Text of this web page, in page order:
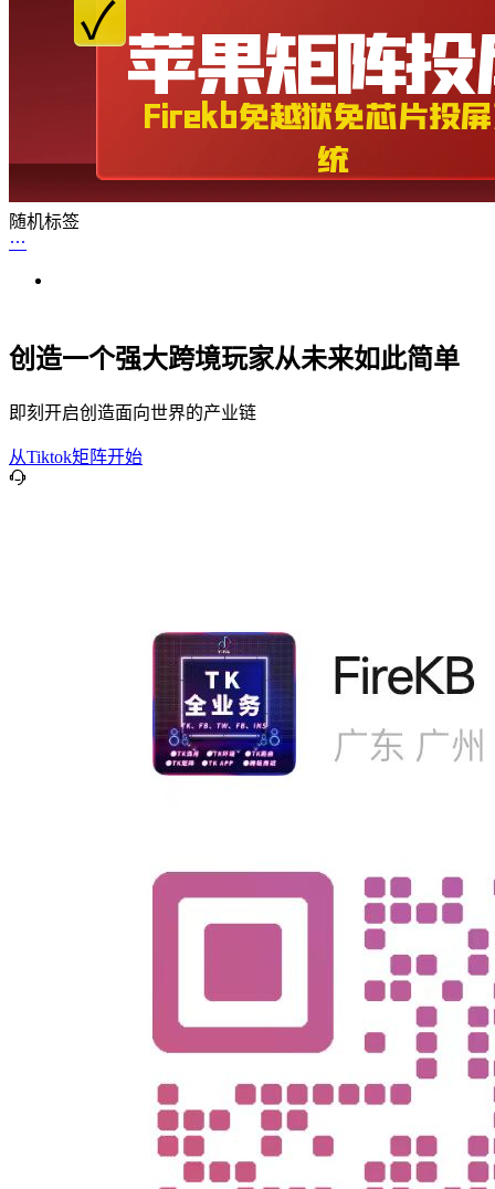
随机标签
创造一个强大跨境玩家从未来如此简单
即刻开启创造面向世界的产业链
从Tiktok矩阵开始